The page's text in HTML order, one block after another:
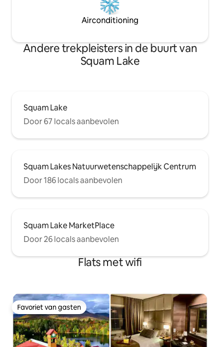
Airconditioning
Andere trekpleisters in de buurt van
Squam Lake
Squam Lake
Door 67 locals aanbevolen
Squam Lakes Natuurwetenschappelijk Centrum
Door 186 locals aanbevolen
Squam Lake MarketPlace
Door 26 locals aanbevolen
Flats met wifi
Favoriet van gasten
Favoriet van gasten